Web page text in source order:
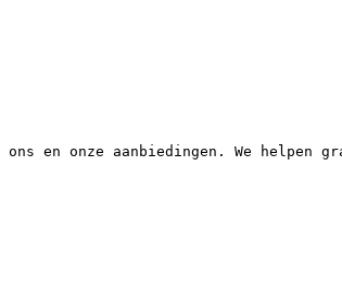
en onze aanbiedingen. We